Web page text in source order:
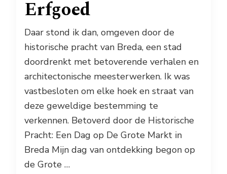
Erfgoed
Daar stond ik dan, omgeven door de
historische pracht van Breda, een stad
doordrenkt met betoverende verhalen en
architectonische meesterwerken. Ik was
vastbesloten om elke hoek en straat van
deze geweldige bestemming te
verkennen. Betoverd door de Historische
Pracht: Een Dag op De Grote Markt in
Breda Mijn dag van ontdekking begon op
de Grote …